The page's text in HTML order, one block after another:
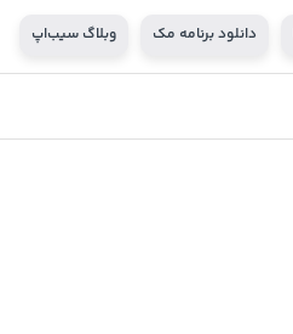
دانلود برنامه مک وبلاگ سیب‌اپ